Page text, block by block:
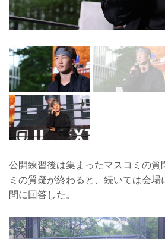
公開練習後は集まったマスコミの質
ミの質疑が終わると、続いては会
問に回答した。